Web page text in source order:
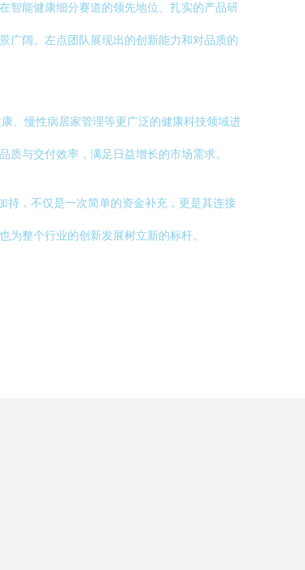
智能健康细分赛道的领先地位、扎实的产品研
广阔。左点团队展现出的创新能力和对品质的
、慢性病居家管理等更广泛的健康科技领域进
与交付效率，满足日益增长的市场需求。
持，不仅是一次简单的资金补充，更是其连接
整个行业的创新发展树立新的标杆。